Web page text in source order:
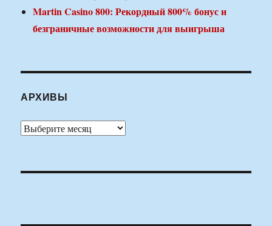
Martin Casino 800: Рекордный 800% бонус и
безграничные возможности для выигрыша
АРХИВЫ
Архивы